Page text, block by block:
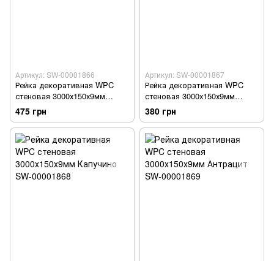
Артикул: SW-00001866
Рейка декоративная WPC
стеновая 3000х150х9мм
Белый SW-00001866
475 грн
Артикул: SW-00001867
Рейка декоративная WPC
стеновая 3000х150х9мм
Сосна SW-00001867
380 грн